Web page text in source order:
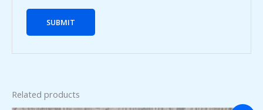
Related products